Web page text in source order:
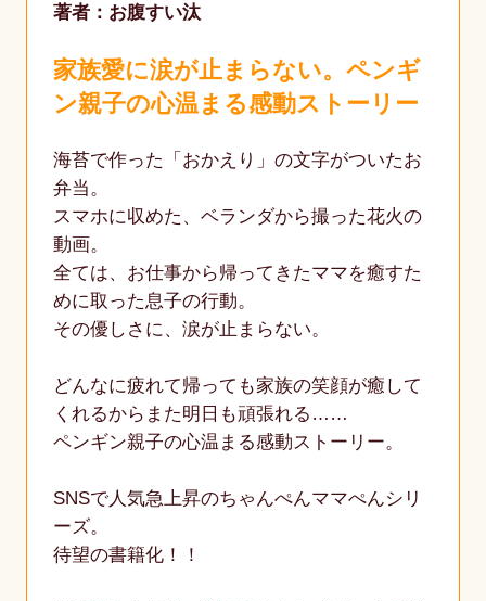
著者：お腹すい汰
家族愛に涙が止まらない。ペンギ
ン親子の心温まる感動ストーリー
海苔で作った「おかえり」の文字がついたお
弁当。
スマホに収めた、ベランダから撮った花火の
動画。
全ては、お仕事から帰ってきたママを癒すた
めに取った息子の行動。
その優しさに、涙が止まらない。
どんなに疲れて帰っても家族の笑顔が癒して
くれるからまた明日も頑張れる……
ペンギン親子の心温まる感動ストーリー。
SNSで人気急上昇のちゃんぺんママぺんシリ
ーズ。
待望の書籍化！！